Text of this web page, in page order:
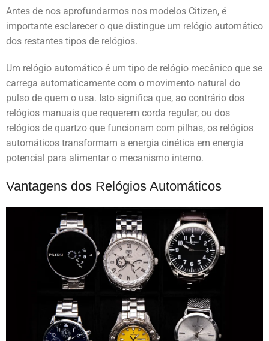
Antes de nos aprofundarmos nos modelos Citizen, é
importante esclarecer o que distingue um relógio automático
dos restantes tipos de relógios.
Um relógio automático é um tipo de relógio mecânico que se
carrega automaticamente com o movimento natural do
pulso de quem o usa. Isto significa que, ao contrário dos
relógios manuais que requerem corda regular, ou dos
relógios de quartzo que funcionam com pilhas, os relógios
automáticos transformam a energia cinética em energia
potencial para alimentar o mecanismo interno.
Vantagens dos Relógios Automáticos